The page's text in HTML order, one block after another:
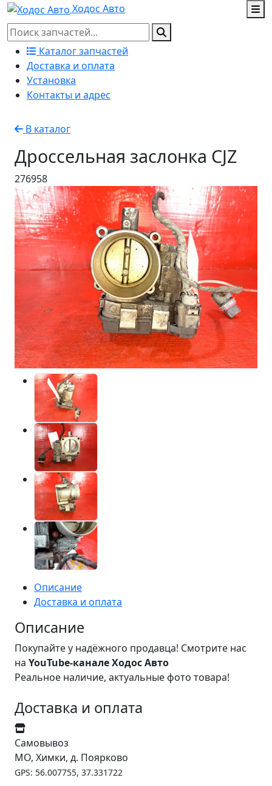
Ходос Авто
Каталог запчастей
Доставка и оплата
Установка
Контакты и адрес
В каталог
Дроссельная заслонка CJZ
276958
Описание
Доставка и оплата
Описание
Покупайте у надёжного продавца! Смотрите нас
на YouTube-канале Ходос Авто
Реальное наличие, актуальные фото товара!
Доставка и оплата
Самовывоз
МО, Химки, д. Поярково
GPS: 56.007755, 37.331722